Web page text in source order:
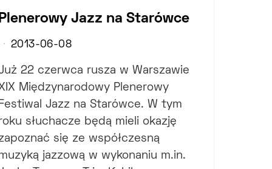
Jazz na Starówce
2013-06-08
22 czerwca rusza w Warszawie
Międzynarodowy Plenerowy
Jazz na Starówce. W tym
słuchacze będą mieli okazję
się ze współczesną
jazzową w wykonaniu m.in.